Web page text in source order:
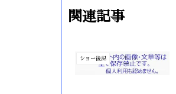
関連記事
ショー後記